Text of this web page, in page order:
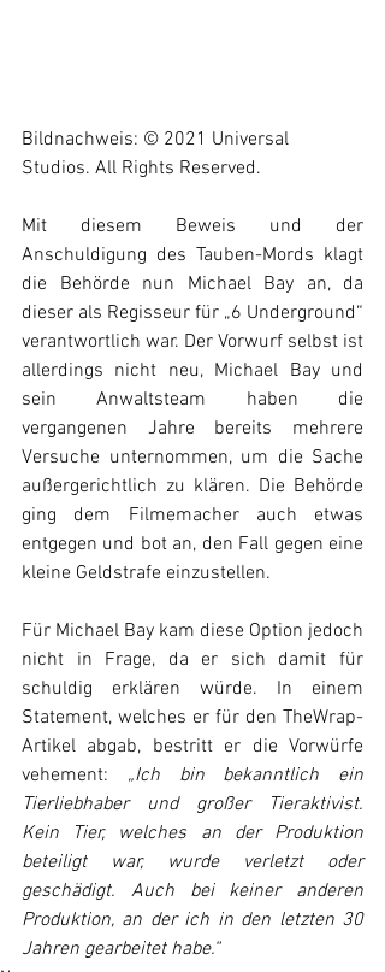
Bildnachweis: © 2021 Universal
Studios. All Rights Reserved.
Mit diesem Beweis und der
Anschuldigung des Tauben-Mords klagt
die Behörde nun Michael Bay an, da
dieser als Regisseur für „6 Underground“
verantwortlich war. Der Vorwurf selbst ist
allerdings nicht neu, Michael Bay und
sein Anwaltsteam haben die
vergangenen Jahre bereits mehrere
Versuche unternommen, um die Sache
außergerichtlich zu klären. Die Behörde
ging dem Filmemacher auch etwas
entgegen und bot an, den Fall gegen eine
kleine Geldstrafe einzustellen.
Für Michael Bay kam diese Option jedoch
nicht in Frage, da er sich damit für
schuldig erklären würde. In einem
Statement, welches er für den TheWrap-
Artikel abgab, bestritt er die Vorwürfe
vehement: „Ich bin bekanntlich ein
Tierliebhaber und großer Tieraktivist.
Kein Tier, welches an der Produktion
beteiligt war, wurde verletzt oder
geschädigt. Auch bei keiner anderen
Produktion, an der ich in den letzten 30
Jahren gearbeitet habe.“